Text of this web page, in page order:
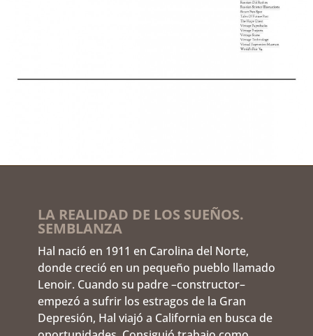
LA REALIDAD DE LOS SUEÑOS.
SEMBLANZA
Hal nació en 1911 en Carolina del Norte,
donde creció en un pequeño pueblo llamado
Lenoir. Cuando su padre –constructor–
empezó a sufrir los estragos de la Gran
Depresión, Hal viajó a California en busca de